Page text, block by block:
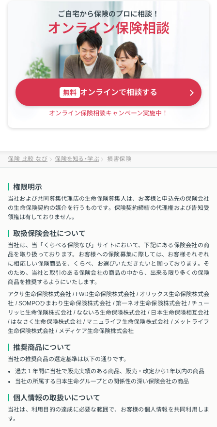
ご自宅から保険のプロに相談！
オンライン保険相談
無料 オンラインで相談する
オンライン保険相談キャンペーン実施中！
保険 比較 なび 保険を知る・学ぶ 損害保険
権限明示
当社および共同募集代理店の生命保険募集人は、お客様と申込先の保険会社
の生命保険契約の媒介を行うものです。保険契約締結の代理権および告知受
領権は有しておりません。
取扱保険会社について
当社は、当「くらべる保険なび」サイトにおいて、下記にある保険会社の商
品を取り扱っております。お客様への保険募集に際しては、お客様それぞれ
に相応しい保険商品を、くらべ、お選びいただきたいと願っております。そ
のため、当社と取引のある保険会社の商品の中から、出来る限り多くの保険
商品を推奨するようにいたします。
アクサ生命保険株式会社 / FWD生命保険株式会社 / オリックス生命保険株式会
社 / SOMPOひまわり生命保険株式会社 / 第一ネオ生命保険株式会社 / チュー
リッヒ生命保険株式会社 / なないろ生命保険株式会社 / 日本生命保険相互会社
/ はなさく生命保険株式会社 / マニュライフ生命保険株式会社 / メットライフ
生命保険株式会社 / メディケア生命保険株式会社
推奨商品について
当社の推奨商品の選定基準は以下の通りです。
過去１年間に当社で販売実績のある商品、販売・改定から1年以内の商品
当社の所属する日本生命グループとの関係性の深い保険会社の商品
個人情報の取扱いについて
当社は、利用目的の達成に必要な範囲で、お客様の個人情報を共同利用しま
す。